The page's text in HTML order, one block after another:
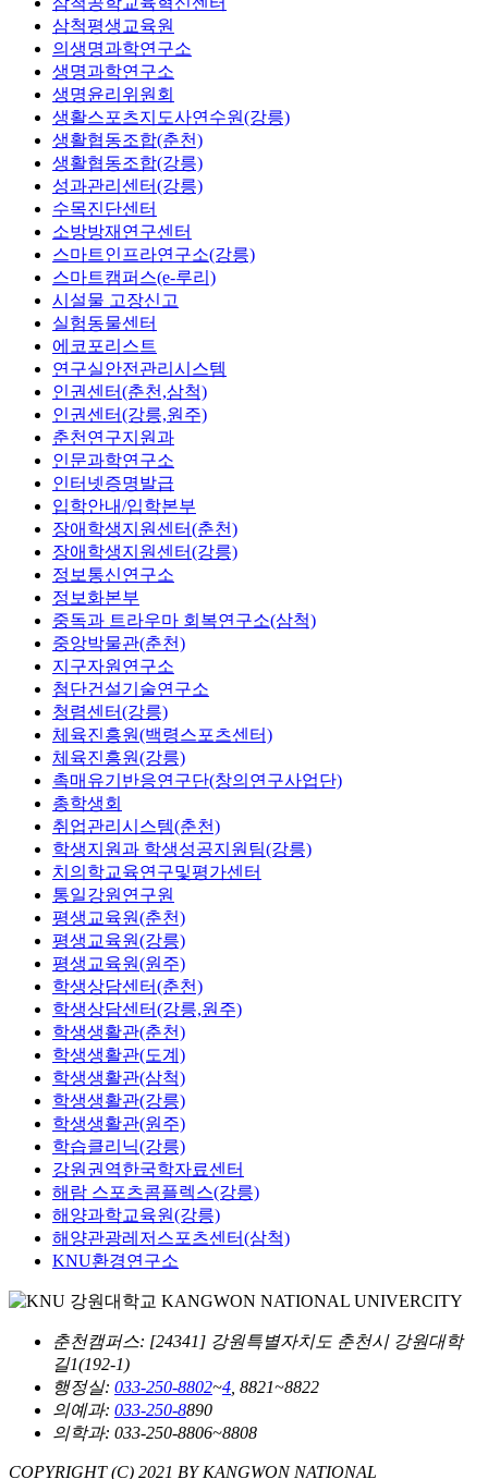
삼척평생교육원
의생명과학연구소
생명과학연구소
생명윤리위원회
생활스포츠지도사연수원(강릉)
생활협동조합(춘천)
생활협동조합(강릉)
성과관리센터(강릉)
수목진단센터
소방방재연구센터
스마트인프라연구소(강릉)
스마트캠퍼스(e-루리)
시설물 고장신고
실험동물센터
에코포리스트
연구실안전관리시스템
인권센터(춘천,삼척)
인권센터(강릉,원주)
춘천연구지원과
인문과학연구소
인터넷증명발급
입학안내/입학본부
장애학생지원센터(춘천)
장애학생지원센터(강릉)
정보통신연구소
정보화본부
중독과 트라우마 회복연구소(삼척)
중앙박물관(춘천)
지구자원연구소
첨단건설기술연구소
청렴센터(강릉)
체육진흥원(백령스포츠센터)
체육진흥원(강릉)
촉매유기반응연구단(창의연구사업단)
총학생회
취업관리시스템(춘천)
학생지원과 학생성공지원팀(강릉)
치의학교육연구및평가센터
통일강원연구원
평생교육원(춘천)
평생교육원(강릉)
평생교육원(원주)
학생상담센터(춘천)
학생상담센터(강릉,원주)
학생생활관(춘천)
학생생활관(도계)
학생생활관(삼척)
학생생활관(강릉)
학생생활관(원주)
학습클리닉(강릉)
강원권역한국학자료센터
해람 스포츠콤플렉스(강릉)
해양과학교육원(강릉)
해양관광레저스포츠센터(삼척)
KNU환경연구소
춘천캠퍼스: [24341] 강원특별자치도 춘천시 강원대학
길1(192-1)
행정실: 033-250-8802~4 , 8821~8822
의예과: 033-250-8890
의학과: 033-250-8806~8808
COPYRIGHT (C) 2021 BY KANGWON NATIONAL